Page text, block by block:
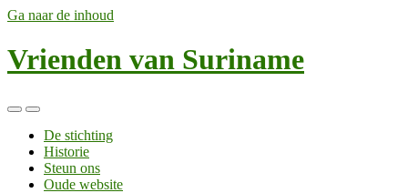
Ga naar de inhoud
Vrienden van Suriname
Toggle
mobiele
menu
Toggle
het
zoekveld
De stichting
Historie
Steun ons
Oude website